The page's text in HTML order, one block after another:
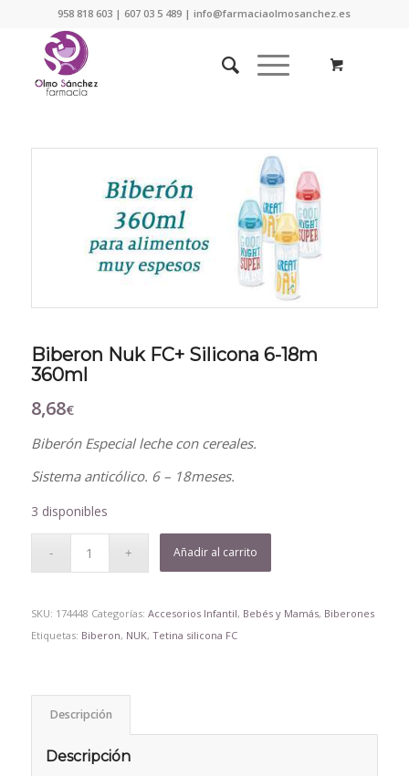
958 818 603 | 607 03 5 489 | info@farmaciaolmosanchez.es
Biberon Nuk FC+ Silicona 6-18m
360ml
8,68€
Biberón Especial leche con cereales.
Sistema anticólico. 6 – 18meses.
3 disponibles
Añadir al carrito
SKU: 174448 Categorías: Accesorios Infantil, Bebés y Mamás, Biberones
Etiquetas: Biberon, NUK, Tetina silicona FC
Descripción
Descripción